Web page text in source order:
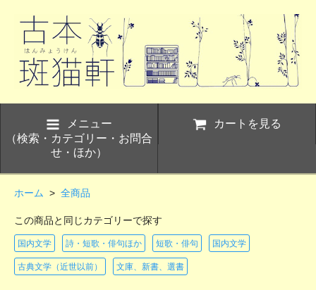
メニュー
（検索・カテゴリー・お問合
せ・ほか）
カートを見る
ホーム > 全商品
この商品と同じカテゴリーで探す
国内文学 詩・短歌・俳句ほか 短歌・俳句 国内文学
古典文学（近世以前） 文庫、新書、選書